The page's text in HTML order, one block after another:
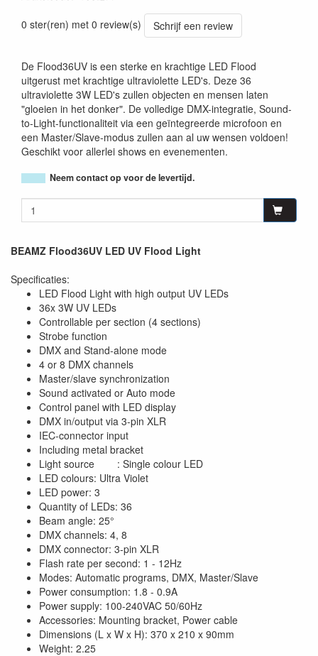
0 ster(ren) met 0 review(s)
Schrijf een review
De Flood36UV is een sterke en krachtige LED Flood
uitgerust met krachtige ultraviolette LED's. Deze 36
ultraviolette 3W LED's zullen objecten en mensen laten
"gloeien in het donker". De volledige DMX-integratie, Sound-
to-Light-functionaliteit via een geïntegreerde microfoon en
een Master/Slave-modus zullen aan al uw wensen voldoen!
Geschikt voor allerlei shows en evenementen.
Neem contact op voor de levertijd.
BEAMZ Flood36UV LED UV Flood Light
Specificaties:
LED Flood Light with high output UV LEDs
36x 3W UV LEDs
Controllable per section (4 sections)
Strobe function
DMX and Stand-alone mode
4 or 8 DMX channels
Master/slave synchronization
Sound activated or Auto mode
Control panel with LED display
DMX in/output via 3-pin XLR
IEC-connector input
Including metal bracket
Light source : Single colour LED
LED colours: Ultra Violet
LED power: 3
Quantity of LEDs: 36
Beam angle: 25°
DMX channels: 4, 8
DMX connector: 3-pin XLR
Flash rate per second: 1 - 12Hz
Modes: Automatic programs, DMX, Master/Slave
Power consumption: 1.8 - 0.9A
Power supply: 100-240VAC 50/60Hz
Accessories: Mounting bracket, Power cable
Dimensions (L x W x H): 370 x 210 x 90mm
Weight: 2.25